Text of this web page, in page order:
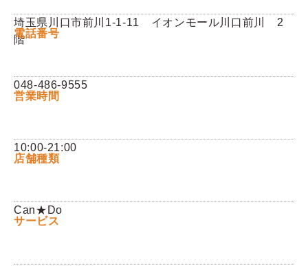
埼玉県川口市前川1-1-11 イオンモール川口前川 2
階
電話番号
048-486-9555
営業時間
10:00-21:00
店舗種類
Can★Do
サービス